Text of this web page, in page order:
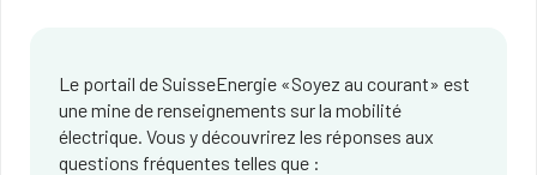
Le portail de SuisseEnergie «Soyez au courant» est
une mine de renseignements sur la mobilité
électrique. Vous y découvrirez les réponses aux
questions fréquentes telles que :